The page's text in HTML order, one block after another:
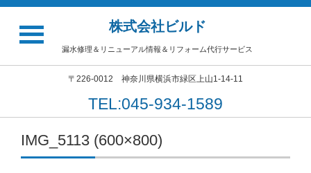
株式会社ビルド
漏水修理＆リニューアル情報＆リフォーム代行サービス
〒226-0012 神奈川県横浜市緑区上山1-14-11
TEL:045-934-1589
IMG_5113 (600×800)